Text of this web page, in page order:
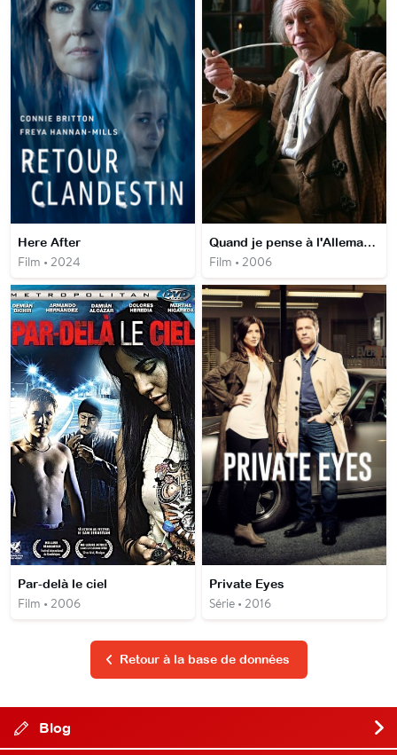
Here After
Film • 2024
Quand je pense à l'Allemagne, la nuit
Film • 2006
Par-delà le ciel
Film • 2006
Private Eyes
Série • 2016
Retour à la base de données
Blog